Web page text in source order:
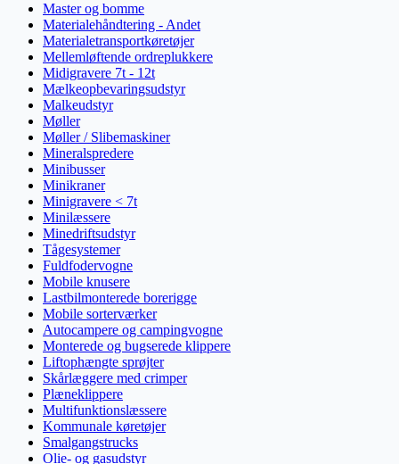
Master og bomme
Materialehåndtering - Andet
Materialetransportkøretøjer
Mellemløftende ordreplukkere
Midigravere 7t - 12t
Mælkeopbevaringsudstyr
Malkeudstyr
Møller
Møller / Slibemaskiner
Mineralspredere
Minibusser
Minikraner
Minigravere < 7t
Minilæssere
Minedriftsudstyr
Tågesystemer
Fuldfodervogne
Mobile knusere
Lastbilmonterede borerigge
Mobile sorterværker
Autocampere og campingvogne
Monterede og bugserede klippere
Liftophængte sprøjter
Skårlæggere med crimper
Plæneklippere
Multifunktionslæssere
Kommunale køretøjer
Smalgangstrucks
Olie- og gasudstyr